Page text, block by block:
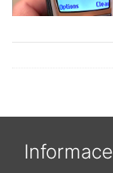
Informace